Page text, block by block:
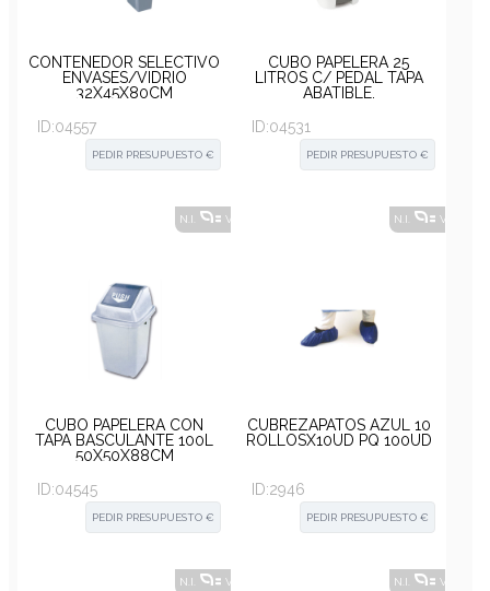
CONTENEDOR SELECTIVO
ENVASES/VIDRIO
32X45X80CM
ID:04557
PEDIR PRESUPUESTO €
CUBO PAPELERA 25
LITROS C/ PEDAL TAPA
ABATIBLE.
ID:04531
PEDIR PRESUPUESTO €
N.I. VER ALTERNATIVAS
CUBO PAPELERA CON
TAPA BASCULANTE 100L
50X50X88CM
ID:04545
PEDIR PRESUPUESTO €
N.I. VER
CUBREZAPATOS AZUL 10
ROLLOSX10UD PQ 100UD
ID:2946
PEDIR PRESUPUESTO €
N.I. VER ALTERNATIVAS N.I. VER